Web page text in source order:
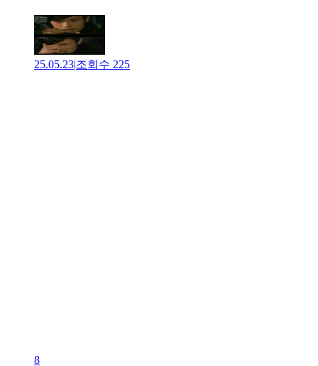
25.05.23|조회수 225
8